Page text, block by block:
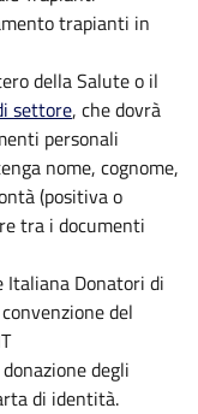
trapianti in
della Salute o il
settore, che dovrà
personali
nome, cognome,
(positiva o
tra i documenti
Italiana Donatori di
del
degli
di identità.